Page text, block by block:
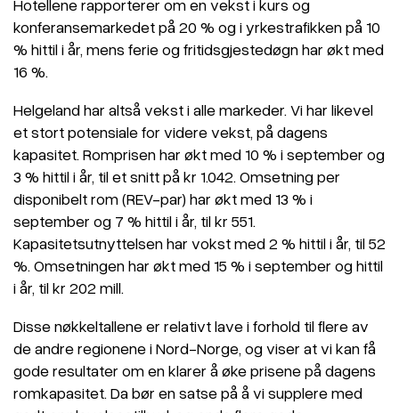
Hotellene rapporterer om en vekst i kurs og
konferansemarkedet på 20 % og i yrkestrafikken på 10
% hittil i år, mens ferie og fritidsgjestedøgn har økt med
16 %.
Helgeland har altså vekst i alle markeder. Vi har likevel
et stort potensiale for videre vekst, på dagens
kapasitet. Romprisen har økt med 10 % i september og
3 % hittil i år, til et snitt på kr 1.042. Omsetning per
disponibelt rom (REV-par) har økt med 13 % i
september og 7 % hittil i år, til kr 551.
Kapasitetsutnyttelsen har vokst med 2 % hittil i år, til 52
%. Omsetningen har økt med 15 % i september og hittil
i år, til kr 202 mill.
Disse nøkkeltallene er relativt lave i forhold til flere av
de andre regionene i Nord-Norge, og viser at vi kan få
gode resultater om en klarer å øke prisene på dagens
romkapasitet. Da bør en satse på å vi supplere med